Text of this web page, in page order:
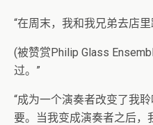
“在周末，我和我兄弟去店
(被赞赏Philip Glass
过。”
“成为一个演奏者改变了我
要。当我变成演奏者之后，